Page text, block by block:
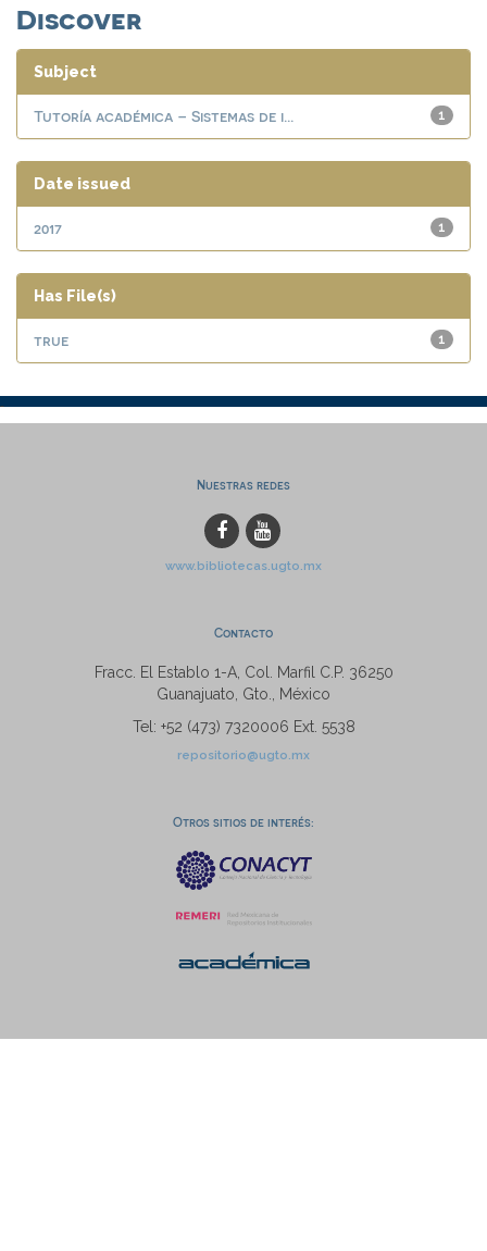
Discover
Subject
1
Tutoría académica – Sistemas de i...
Date issued
1
2017
Has File(s)
1
true
Nuestras redes
www.bibliotecas.ugto.mx
Contacto
Fracc. El Establo 1-A, Col. Marfil C.P. 36250
Guanajuato, Gto., México
Tel: +52 (473) 7320006 Ext. 5538
repositorio@ugto.mx
Otros sitios de interés: